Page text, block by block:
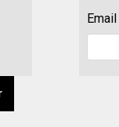
Email